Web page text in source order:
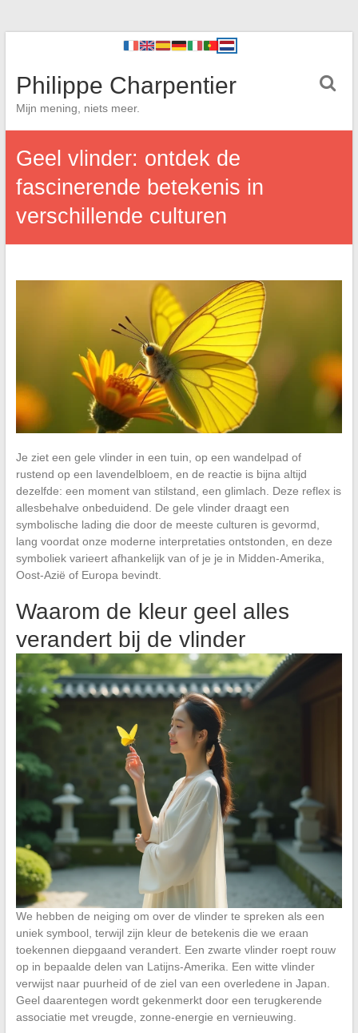
Philippe Charpentier
Mijn mening, niets meer.
Geel vlinder: ontdek de
fascinerende betekenis in
verschillende culturen
Je ziet een gele vlinder in een tuin, op een wandelpad of
rustend op een lavendelbloem, en de reactie is bijna altijd
dezelfde: een moment van stilstand, een glimlach. Deze reflex is
allesbehalve onbeduidend. De gele vlinder draagt een
symbolische lading die door de meeste culturen is gevormd,
lang voordat onze moderne interpretaties ontstonden, en deze
symboliek varieert afhankelijk van of je je in Midden-Amerika,
Oost-Azië of Europa bevindt.
Waarom de kleur geel alles
verandert bij de vlinder
We hebben de neiging om over de vlinder te spreken als een
uniek symbool, terwijl zijn kleur de betekenis die we eraan
toekennen diepgaand verandert. Een zwarte vlinder roept rouw
op in bepaalde delen van Latijns-Amerika. Een witte vlinder
verwijst naar puurheid of de ziel van een overledene in Japan.
Geel daarentegen wordt gekenmerkt door een terugkerende
associatie met vreugde, zonne-energie en vernieuwing.